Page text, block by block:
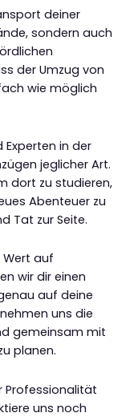
deiner
sondern auch
der Umzug von
wie möglich
in der
jeglicher Art.
dort zu studieren,
Abenteuer zu
Tat zur Seite.
Wert auf
wir dir einen
auf deine
uns die
gemeinsam mit
planen.
Professionalität
uns noch